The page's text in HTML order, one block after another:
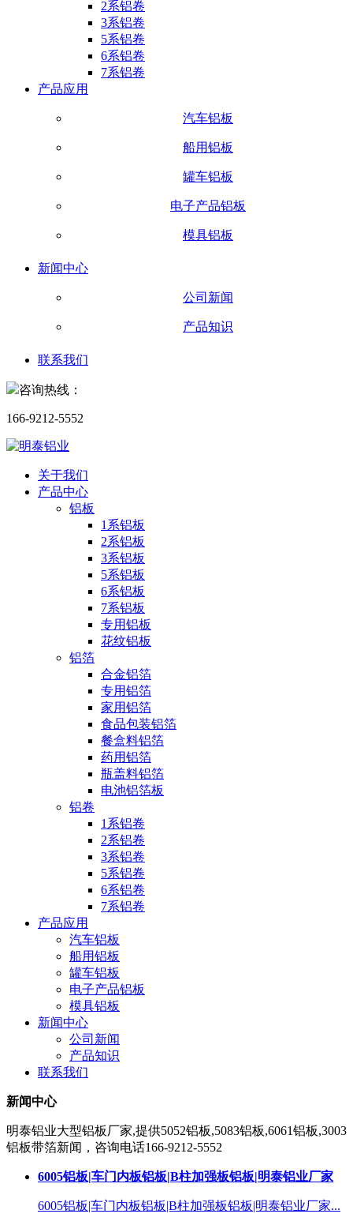
2系铝卷
3系铝卷
5系铝卷
6系铝卷
7系铝卷
产品应用
汽车铝板
船用铝板
罐车铝板
电子产品铝板
模具铝板
新闻中心
公司新闻
产品知识
联系我们
咨询热线：
166-9212-5552
关于我们
产品中心
铝板
1系铝板
2系铝板
3系铝板
5系铝板
6系铝板
7系铝板
专用铝板
花纹铝板
铝箔
合金铝箔
专用铝箔
家用铝箔
食品包装铝箔
餐盒料铝箔
药用铝箔
瓶盖料铝箔
电池铝箔板
铝卷
1系铝卷
2系铝卷
3系铝卷
5系铝卷
6系铝卷
7系铝卷
产品应用
汽车铝板
船用铝板
罐车铝板
电子产品铝板
模具铝板
新闻中心
公司新闻
产品知识
联系我们
新闻中心
明泰铝业大型铝板厂家,提供5052铝板,5083铝板,6061铝板,3003
铝板带箔新闻，咨询电话166-9212-5552
6005铝板|车门内板铝板|B柱加强板铝板|明泰铝业厂家
6005铝板|车门内板铝板|B柱加强板铝板|明泰铝业厂家...